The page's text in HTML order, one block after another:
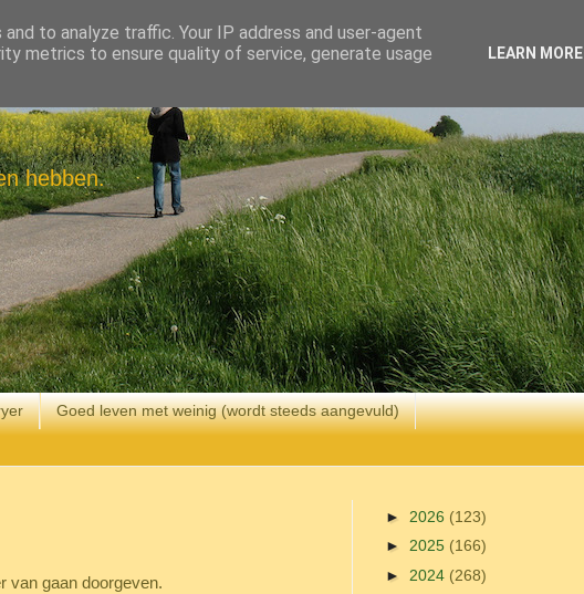
hebben.
Goed leven met weinig (wordt steeds aangevuld)
van gaan doorgeven.
► 2026 (123)
► 2025 (166)
► 2024 (268)
to analyze traffic. Your IP address and user-agent
metrics to ensure quality of service, generate usage
LEARN MORE